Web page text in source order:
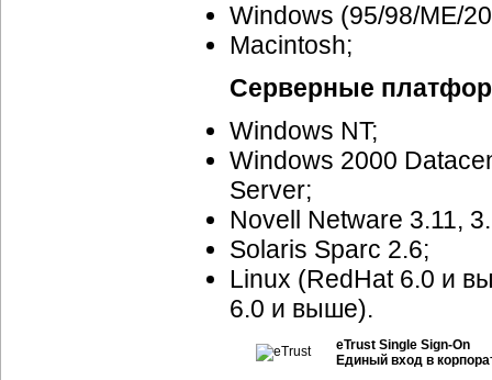
Windows (95/98/ME/
Macintosh;
Серверные
Windows NT;
Windows 2000
Server;
Novell Netware 3.11,
Solaris Sparc 2.6;
Linux (RedHat 6.0 и
6.0 и выше).
eTrust Single Sign-On
Единый вход в